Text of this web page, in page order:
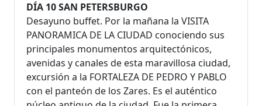
DÍA 10 SAN PETERSBURGO
Desayuno buffet. Por la mañana la VISITA
PANORAMICA DE LA CIUDAD conociendo sus
principales monumentos arquitectónicos,
avenidas y canales de esta maravillosa ciudad,
excursión a la FORTALEZA DE PEDRO Y PABLO
con el panteón de los Zares. Es el auténtico